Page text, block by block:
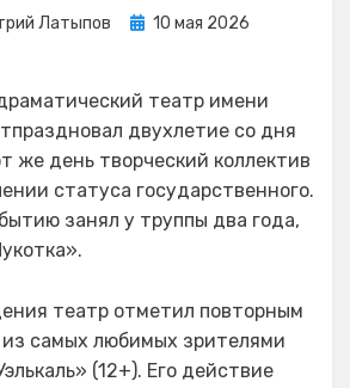
Латыпов
Posted
10 мая 2026
театр имени
двухлетие со дня
же день творческий коллектив
статуса государственного.
занял у труппы два года,
театр отметил повторным
из самых любимых зрителями
(12+). Его действие